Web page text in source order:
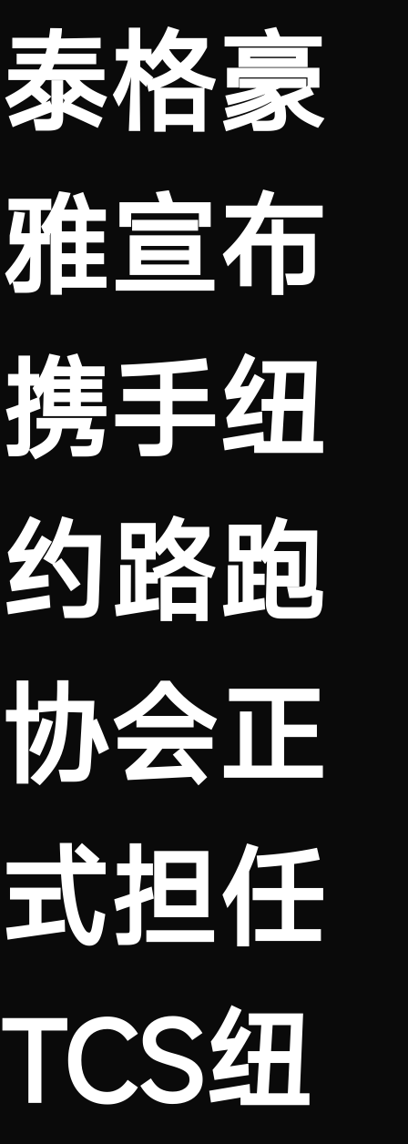
泰格豪
雅宣布
携手纽
约路跑
协会正
式担任
TCS纽